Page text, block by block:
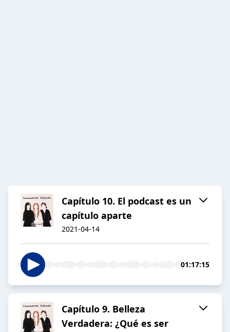
Capítulo 10. El podcast es un
capítulo aparte
2021-04-14
01:17:15
Capítulo 9. Belleza
Verdadera: ¿Qué es ser